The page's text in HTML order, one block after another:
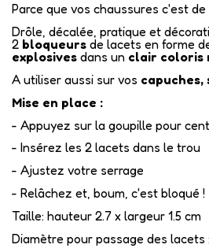
Parce que vos chaussures c'est de
Drôle, décalée, pratique et
2 bloqueurs de lacets en forme
explosives dans un clair coloris
A utiliser aussi sur vos capuches,
Mise en place :
- Appuyez sur la goupille pour
- Insérez les 2 lacets dans le trou
- Ajustez votre serrage
- Relâchez et, boum, c'est bloqué !
Taille: hauteur 2.7 x largeur 1.5 cm
Diamètre pour passage des lacets